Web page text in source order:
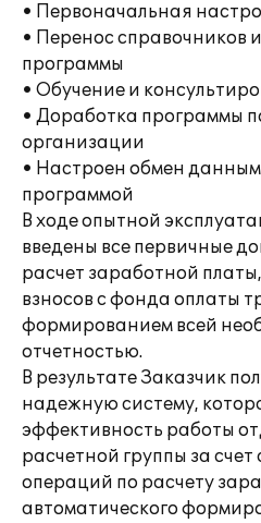
• Первоначальная
• Перенос справочников
программы
• Обучение и
• Доработка программы
организации
• Настроен обмен
программой
В ходе опытной
введены все первичные
расчет заработной
взносов с фонда оплаты
формированием всей
отчетностью.
В результате Заказчик
надежную систему,
эффективность работы
расчетной группы за
операций по расчету
автоматического